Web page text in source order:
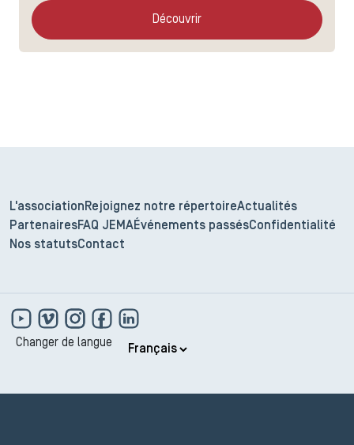
Découvrir
L'association Rejoignez notre répertoireActualités
PartenairesFAQ JEMAÉvénements passésConfidentialité
Nos statutsContact
Changer de langue